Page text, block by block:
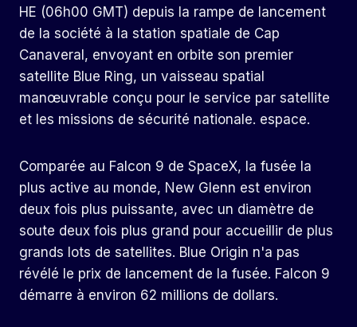
HE (06h00 GMT) depuis la rampe de lancement
de la société à la station spatiale de Cap
Canaveral, envoyant en orbite son premier
satellite Blue Ring, un vaisseau spatial
manœuvrable conçu pour le service par satellite
et les missions de sécurité nationale. espace.
Comparée au Falcon 9 de SpaceX, la fusée la
plus active au monde, New Glenn est environ
deux fois plus puissante, avec un diamètre de
soute deux fois plus grand pour accueillir de plus
grands lots de satellites. Blue Origin n'a pas
révélé le prix de lancement de la fusée. Falcon 9
démarre à environ 62 millions de dollars.